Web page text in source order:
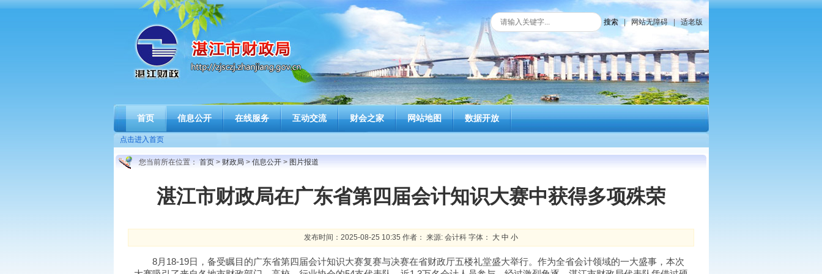
搜索 |网站无障碍|适老版
首页 信息公开 在线服务 互动交流 财会之家 网站地图 数据开放
点击进入首页
您当前所在位置： 首页 > 财政局 > 信息公开 > 图片报道
湛江市财政局在广东省第四届会计知识大赛中获得多项殊荣
发布时间：2025-08-25 10:35 作者： 来源: 会计科 字体： 大 中 小
8月18-19日，备受瞩目的广东省第四届会计知识大赛复赛与决赛在省财政厅五楼礼堂盛大举行。作为全省会计领域的一大盛事，本次